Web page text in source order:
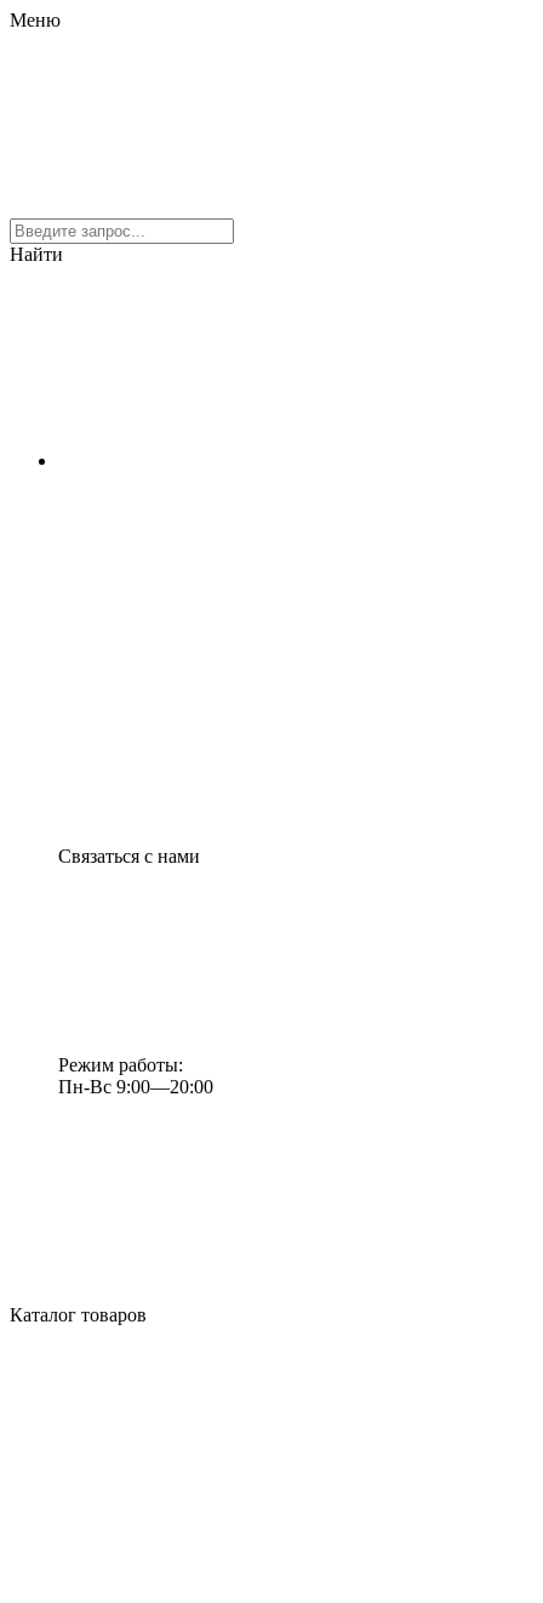
Меню
Найти
Связаться с нами
Режим работы:
Пн-Вс 9:00—20:00
Каталог товаров